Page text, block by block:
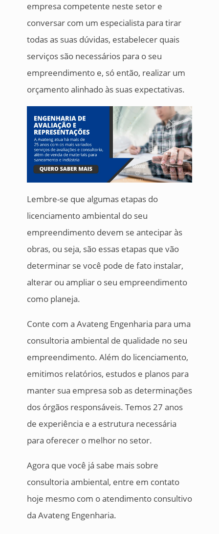
empresa competente neste setor e
conversar com um especialista para tirar
todas as suas dúvidas, estabelecer quais
serviços são necessários para o seu
empreendimento e, só então, realizar um
orçamento alinhado às suas expectativas.
Lembre-se que algumas etapas do
licenciamento ambiental do seu
empreendimento devem se antecipar às
obras, ou seja, são essas etapas que vão
determinar se você pode de fato instalar,
alterar ou ampliar o seu empreendimento
como planeja.
Conte com a Avateng Engenharia para uma
consultoria ambiental de qualidade no seu
empreendimento. Além do licenciamento,
emitimos relatórios, estudos e planos para
manter sua empresa sob as determinações
dos órgãos responsáveis. Temos 27 anos
de experiência e a estrutura necessária
para oferecer o melhor no setor.
Agora que você já sabe mais sobre
consultoria ambiental, entre em contato
hoje mesmo com o atendimento consultivo
da Avateng Engenharia.